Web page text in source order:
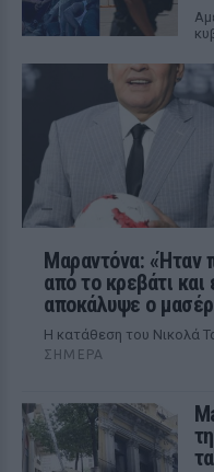
Μαραντόνα: «Ήταν
από το κρεβάτι και
αποκάλυψε ο
Η κατάθεση του Νικολά
ΣΉΜΕΡΑ